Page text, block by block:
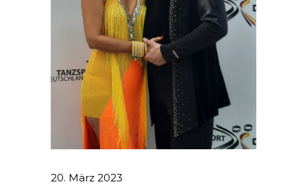
20. März 2023